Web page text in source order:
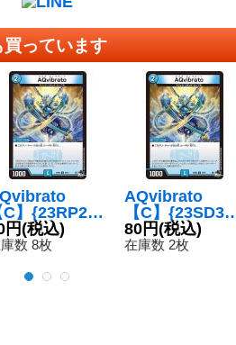
っています
C】{23RP25
《水》
円(税込)
数 8枚
AQvibrato
【C】{23SD31
5/15}《水》
80円(税込)
在庫数 2枚